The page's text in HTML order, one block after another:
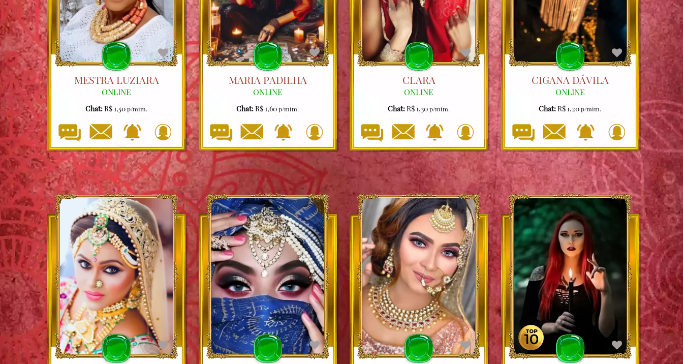
MESTRA LUZIARA
ONLINE
Chat:R$ 1,50p/mim.
MARIA PADILHA
ONLINE
Chat:R$ 1,60p/mim.
CLARA
ONLINE
Chat:R$ 1,30p/mim.
CIGANA DÁVILA
ONLINE
Chat:R$ 1,20p/mim.